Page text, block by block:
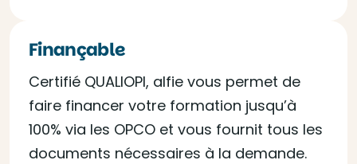
Finançable
Certifié QUALIOPI, alfie vous permet de
faire financer votre formation jusqu’à
100% via les OPCO et vous fournit tous les
documents nécessaires à la demande.